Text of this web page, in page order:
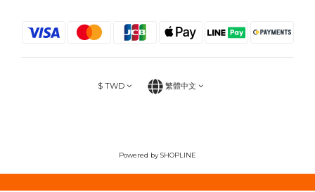
$ TWD 繁體中文
Powered by SHOPLINE